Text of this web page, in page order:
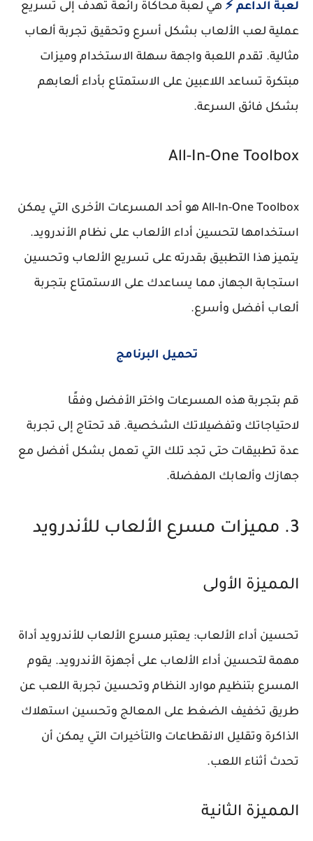
لعبة الداعم ⚡ هي لعبة محاكاة رائعة تهدف إلى تسريع
عملية لعب الألعاب بشكل أسرع وتحقيق تجربة ألعاب
مثالية. تقدم اللعبة واجهة سهلة الاستخدام وميزات
مبتكرة تساعد اللاعبين على الاستمتاع بأداء ألعابهم
بشكل فائق السرعة.
All-In-One Toolbox
All-In-One Toolbox هو أحد المسرعات الأخرى التي يمكن
استخدامها لتحسين أداء الألعاب على نظام الأندرويد.
يتميز هذا التطبيق بقدرته على تسريع الألعاب وتحسين
استجابة الجهاز، مما يساعدك على الاستمتاع بتجربة
ألعاب أفضل وأسرع.
تحميل البرنامج
قم بتجربة هذه المسرعات واختر الأفضل وفقًا
لاحتياجاتك وتفضيلاتك الشخصية. قد تحتاج إلى تجربة
عدة تطبيقات حتى تجد تلك التي تعمل بشكل أفضل مع
جهازك وألعابك المفضلة.
3. مميزات مسرع الألعاب للأندرويد
المميزة الأولى
تحسين أداء الألعاب: يعتبر مسرع الألعاب للأندرويد أداة
مهمة لتحسين أداء الألعاب على أجهزة الأندرويد. يقوم
المسرع بتنظيم موارد النظام وتحسين تجربة اللعب عن
طريق تخفيف الضغط على المعالج وتحسين استهلاك
الذاكرة وتقليل الانقطاعات والتأخيرات التي يمكن أن
تحدث أثناء اللعب.
المميزة الثانية